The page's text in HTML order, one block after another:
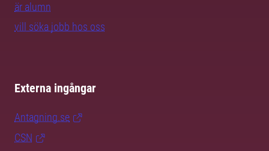
är alumn
vill söka jobb hos oss
Externa ingångar
Antagning.se
CSN